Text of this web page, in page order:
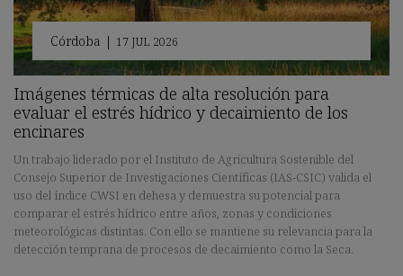
Córdoba | 17 JUL 2026
Imágenes térmicas de alta resolución para
evaluar el estrés hídrico y decaimiento de los
encinares
Un trabajo liderado por el Instituto de Agricultura Sostenible del
Consejo Superior de Investigaciones Científicas (IAS-CSIC) valida el
uso del índice CWSI en dehesa y demuestra su potencial para
comparar el estrés hídrico entre años, zonas y condiciones
meteorológicas distintas. Con ello se mantiene su relevancia para la
detección temprana de procesos de decaimiento como la Seca.